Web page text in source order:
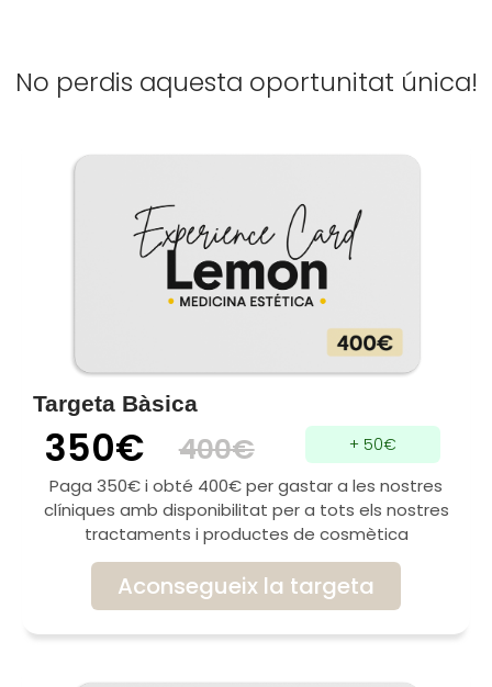
No perdis aquesta oportunitat única!
Targeta Bàsica
350€ 400€ + 50€
Paga 350€ i obté 400€ per gastar a les nostres
clíniques amb disponibilitat per a tots els nostres
tractaments i productes de cosmètica
Aconsegueix la targeta